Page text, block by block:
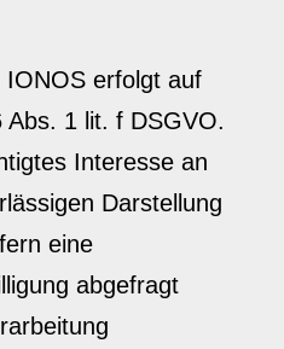
IONOS erfolgt auf
1 lit. f DSGVO.
Interesse an
Darstellung
eine
abgefragt